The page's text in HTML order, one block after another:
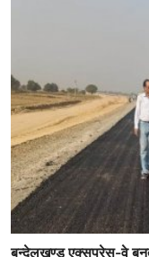
बुन्देलखण्ड एक्सप्रेस-वे